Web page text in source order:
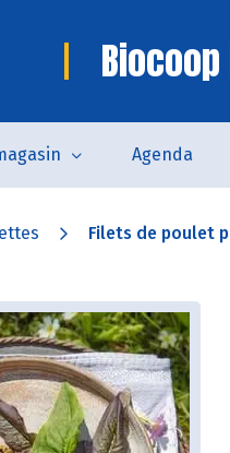
Agenda
Filets de poulet